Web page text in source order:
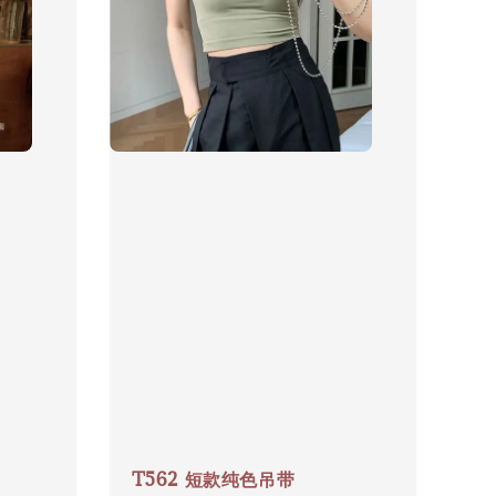
T562 短款纯色吊带